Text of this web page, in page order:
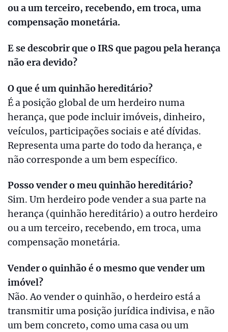
ou a um terceiro, recebendo, em troca, uma
compensação monetária.
E se descobrir que o IRS que pagou pela herança
não era devido?
O que é um quinhão hereditário?
É a posição global de um herdeiro numa
herança, que pode incluir imóveis, dinheiro,
veículos, participações sociais e até dívidas.
Representa uma parte do todo da herança, e
não corresponde a um bem específico.
Posso vender o meu quinhão hereditário?
Sim. Um herdeiro pode vender a sua parte na
herança (quinhão hereditário) a outro herdeiro
ou a um terceiro, recebendo, em troca, uma
compensação monetária.
Vender o quinhão é o mesmo que vender um
imóvel?
Não. Ao vender o quinhão, o herdeiro está a
transmitir uma posição jurídica indivisa, e não
um bem concreto, como uma casa ou um